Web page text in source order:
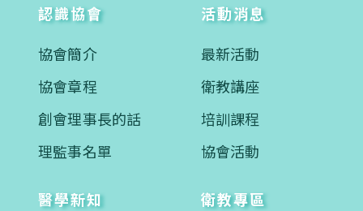
認識協會
協會簡介
協會章程
創會理事長的話
理監事名單
活動消息
最新活動
衛教講座
培訓課程
協會活動
醫學新知
衛教專區